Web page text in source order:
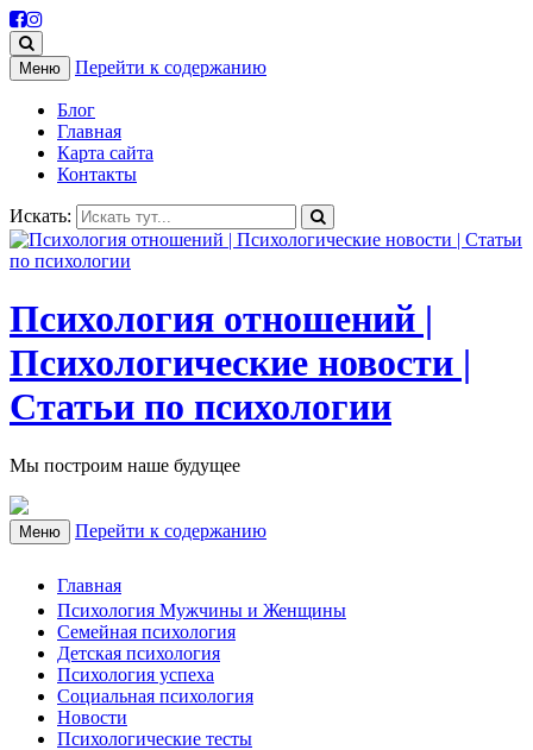
Меню Перейти к содержанию
Блог
Главная
Карта сайта
Контакты
Искать:
Психология отношений |
Психологические новости |
Статьи по психологии
Мы построим наше будущее
Меню Перейти к содержанию
Главная
Психология Мужчины и Женщины
Семейная психология
Детская психология
Психология успеха
Социальная психология
Новости
Психологические тесты